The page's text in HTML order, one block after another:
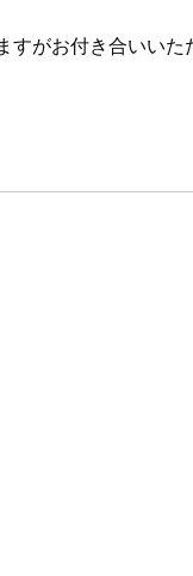
がお付き合いいた